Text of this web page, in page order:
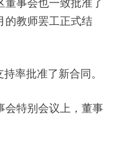
的教师罢工正式结
率批准了新合同。
会特别会议上，董事